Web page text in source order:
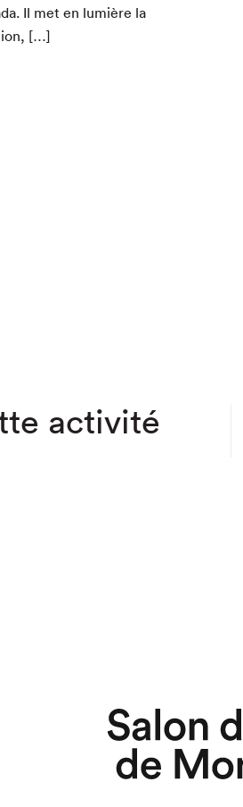
Il met en lumière la
[…]
activité